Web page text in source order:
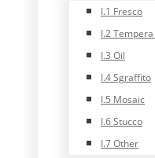
I.1 Fresco
I.2 Tempera
I.3 Oil
I.4 Sgraffito
I.5 Mosaic
I.6 Stucco
I.7 Other